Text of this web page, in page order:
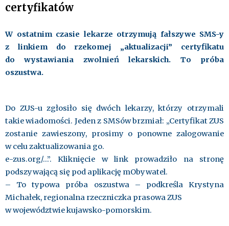
certyfikatów
W ostatnim czasie lekarze otrzymują fałszywe SMS-y
z linkiem do rzekomej „aktualizacji” certyfikatu
do wystawiania zwolnień lekarskich. To próba
oszustwa.
Do ZUS-u zgłosiło się dwóch lekarzy, którzy otrzymali
takie wiadomości. Jeden z SMSów brzmiał: „Certyfikat ZUS
zostanie zawieszony, prosimy o ponowne zalogowanie
w celu zaktualizowania go.
e-zus.org/…”. Kliknięcie w link prowadziło na stronę
podszywającą się pod aplikację mObywatel.
– To typowa próba oszustwa – podkreśla Krystyna
Michałek, regionalna rzeczniczka prasowa ZUS
w województwie kujawsko-pomorskim.